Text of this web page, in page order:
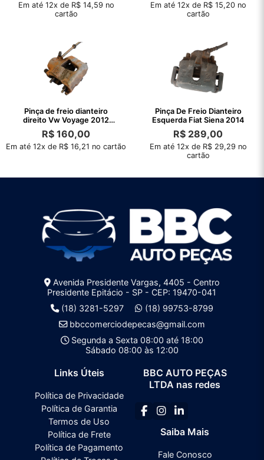
Em até 12x de R$ 14,59 no
cartão
Em até 12x de R$ 15,20 no
cartão
Pinça de freio dianteiro
direito Vw Voyage 2012
/2013
R$ 160,00
Em até 12x de R$ 16,21 no cartão
Pinça De Freio Dianteiro
Esquerda Fiat Siena 2014
R$ 289,00
Em até 12x de R$ 29,29 no
cartão
Avenida Presidente Vargas, 4405 - Centro
Presidente Epitácio - SP - CEP: 19470-041
(18) 3281-5297
(18) 99753-8799
bbccomerciodepecas@gmail.com
Segunda a Sexta 08:00 até 18:00
Sábado 08:00 às 12:00
Links Úteis
Política de Privacidade
Política de Garantia
Termos de Uso
Política de Frete
Política de Pagamento
BBC AUTO PEÇAS
LTDA nas redes
Saiba Mais
Fale Conosco